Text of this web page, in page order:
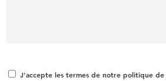
J'accepte les termes de notre politique de